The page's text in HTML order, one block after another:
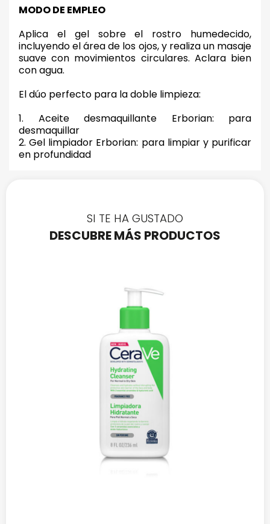
MODO DE EMPLEO
Aplica el gel sobre el rostro humedecido,
incluyendo el área de los ojos, y realiza un masaje
suave con movimientos circulares. Aclara bien
con agua.
El dúo perfecto para la doble limpieza:
1. Aceite desmaquillante Erborian: para
desmaquillar
2. Gel limpiador Erborian: para limpiar y purificar
en profundidad
SI TE HA GUSTADO
DESCUBRE MÁS PRODUCTOS